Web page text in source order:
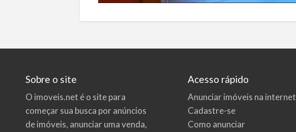
Sobre o site
O imoveis.net é o site para
começar sua busca poranúncios
de imóveis, anunciar uma venda,
Acesso rápido
Anunciar imóveis na internet
Cadastre-se
Como anunciar